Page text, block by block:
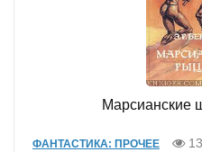
Марсианские
ФАНТАСТИКА: ПРОЧЕЕ